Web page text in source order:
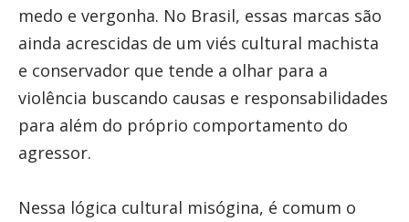
medo e vergonha. No Brasil, essas marcas são
ainda acrescidas de um viés cultural machista
e conservador que tende a olhar para a
violência buscando causas e responsabilidades
para além do próprio comportamento do
agressor.
Nessa lógica cultural misógina, é comum o